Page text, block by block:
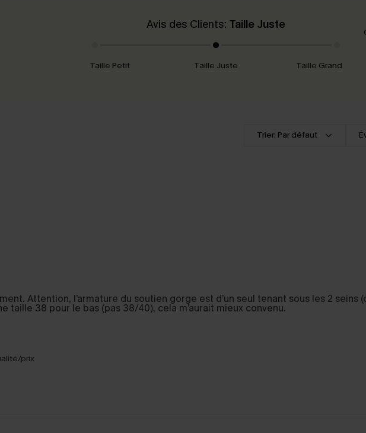
Avis des Clients: Taille Juste
Taille Petit Taille Juste Taille Grand
Trier: Par défaut
Attention, l’armature du soutien gorge est d’un seul tenant sous les 2 seins
taille 38 pour le bas (pas 38/40), cela m’aurait mieux convenu.
prix